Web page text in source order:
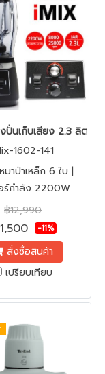
28000rpm
งปั่นเก็บเสียง 2.3 ลิตร
1602-141
าป่าเหล็ก 6 ใบ |
ร์กำลัง 2200W
฿12,990
-11%
สั่งซื้อสินค้า
เปรียบเทียบ